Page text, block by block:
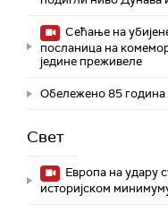
Сећање на
посланица на
једине преживеле
Обележено 85
Свет
Европа на удару
историјском